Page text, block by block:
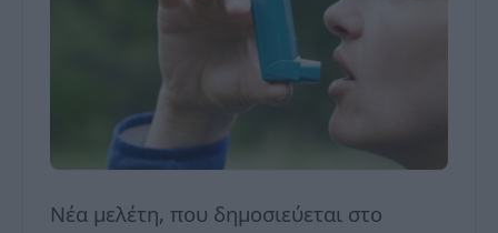
Νέα μελέτη, που δημοσιεύεται στο